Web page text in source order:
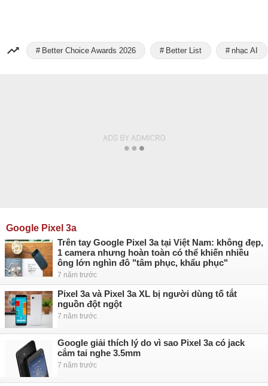
Better Choice Awards 2026 Better List nhạc AI
Google Pixel 3a
Trên tay Google Pixel 3a tại Việt Nam: không đẹp,
1 camera nhưng hoàn toàn có thể khiến nhiều
ông lớn nghìn đô "tâm phục, khẩu phục"
7 năm trước
Pixel 3a và Pixel 3a XL bị người dùng tố tắt
nguồn đột ngột
7 năm trước
Google giải thích lý do vì sao Pixel 3a có jack
cắm tai nghe 3.5mm
7 năm trước